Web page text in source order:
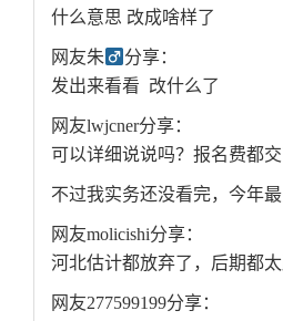
什么意思 改成啥样了
网友朱
分享：
发出来看看 改什么了
网友lwjcner分享：
可以详细说说吗？报名费都
不过我实务还没看完，今年最
网友molicishi分享：
河北估计都放弃了，后期都
网友277599199分享：